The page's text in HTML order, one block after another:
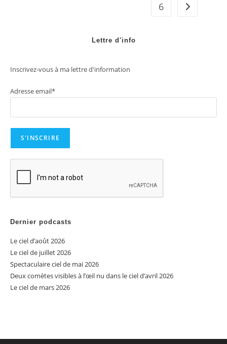
6
Aller à la
Lettre d'info
Inscrivez-vous à ma lettre d'information
Adresse email*
Dernier podcasts
Le ciel d’août 2026
Le ciel de juillet 2026
Spectaculaire ciel de mai 2026
Deux comètes visibles à l’œil nu dans le ciel d’avril 2026
Le ciel de mars 2026